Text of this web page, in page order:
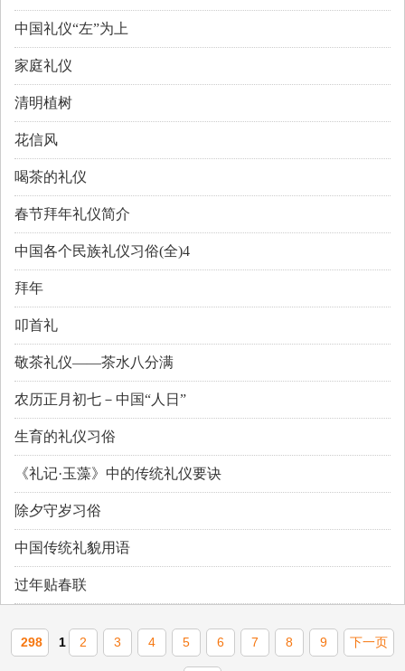
中国礼仪“左”为上
家庭礼仪
清明植树
花信风
喝茶的礼仪
春节拜年礼仪简介
中国各个民族礼仪习俗(全)4
拜年
叩首礼
敬茶礼仪——茶水八分满
农历正月初七－中国“人日”
生育的礼仪习俗
《礼记·玉藻》中的传统礼仪要诀
除夕守岁习俗
中国传统礼貌用语
过年贴春联
298 1 2 3 4 5 6 7 8 9 下一页